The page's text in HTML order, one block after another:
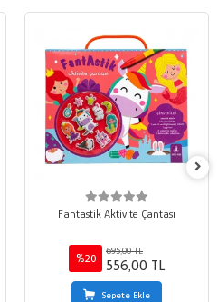
Fantastik Aktivite Çantası
%20
695,00 TL
556,00 TL
Sepete Ekle